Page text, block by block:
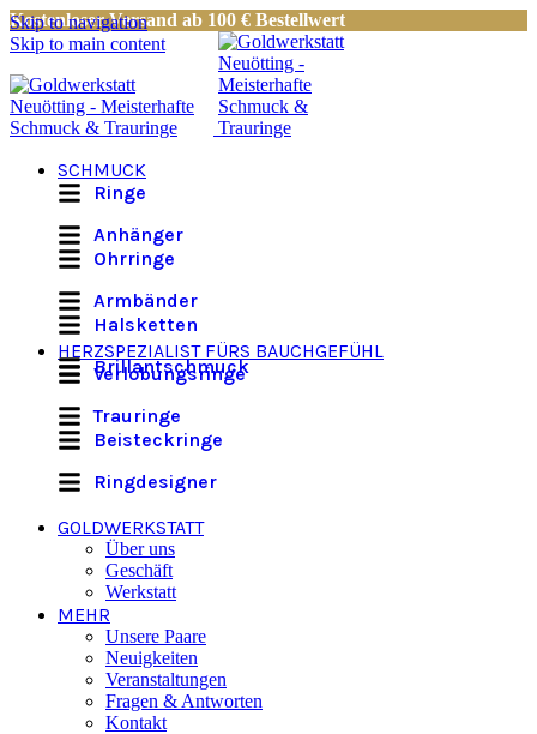
Skip to navigation
Skip to main content
Kostenloser Versand ab 100 € Bestellwert
SCHMUCK
Ringe
Anhänger
Ohrringe
Armbänder
Halsketten
Brillantschmuck
HERZSPEZIALIST FÜRS BAUCHGEFÜHL
Verlobungsringe
Trauringe
Beisteckringe
Ringdesigner
GOLDWERKSTATT
Über uns
Geschäft
Werkstatt
MEHR
Unsere Paare
Neuigkeiten
Veranstaltungen
Fragen & Antworten
Kontakt